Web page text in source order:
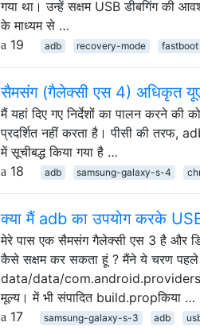
गया था। उन्हें सक्षम USB डीबगिंग की
के माध्यम से …
19
adb recovery-mode fastboot
सैमसंग (गैलेक्सी एस 4) अधिकृत
मैं यहां दिए गए निर्देशों का पालन ​​करने की
प्रदर्शित नहीं करता है। पीसी की तरफ,
में सूचीबद्ध किया गया है …
18
adb samsung-galaxy-s-4
क्या मैं adb का उपयोग करके
मेरे पास एक सैमसंग गैलेक्सी एस 3 है और
कैसे सक्षम कर सकता हूं ? मैंने ये चरण पहले
data/data/
मूल्य। में भी संपादित build.propकिया …
17
samsung-galaxy-s-3 adb